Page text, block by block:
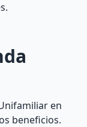
en
beneficios.